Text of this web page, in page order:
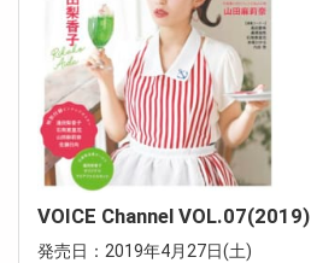
VOICE Channel VOL.07(2019)
発売日：2019年4月27日(土)